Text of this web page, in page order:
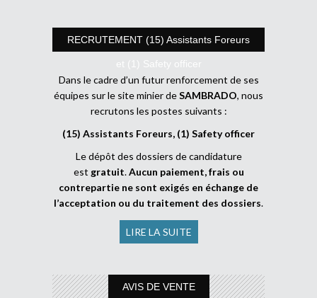
RECRUTEMENT (15) Assistants Foreurs
et (1) Safety officer
Dans le cadre d’un futur renforcement de ses
équipes sur le site minier deSAMBRADO, nous
recrutons les postes suivants :
(15) Assistants Foreurs, (1) Safety officer
Le dépôt des dossiers de candidature
est gratuit.Aucun paiement, frais ou
contrepartie ne sont exigés en échange de
l’acceptation ou du traitement des dossiers.
LIRE LA SUITE
AVIS DE VENTE